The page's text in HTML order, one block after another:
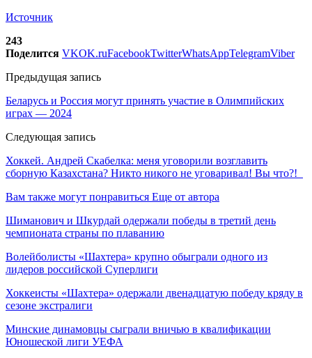
Источник
243
Поделится VKOK.ruFacebookTwitterWhatsAppTelegramViber
Предыдущая запись
Беларусь и Россия могут принять участие в Олимпийских
играх — 2024
Следующая запись
Хоккей. Андрей Скабелка: меня уговорили возглавить
сборную Казахстана? Никто никого не уговаривал! Вы что?!
Вам также могут понравиться Еще от автора
Шиманович и Шкурдай одержали победы в третий день
чемпионата страны по плаванию
Волейболисты «Шахтера» крупно обыграли одного из
лидеров российской Суперлиги
Хоккеисты «Шахтера» одержали двенадцатую победу кряду в
сезоне экстралиги
Минские динамовцы сыграли вничью в квалификации
Юношеской лиги УЕФА